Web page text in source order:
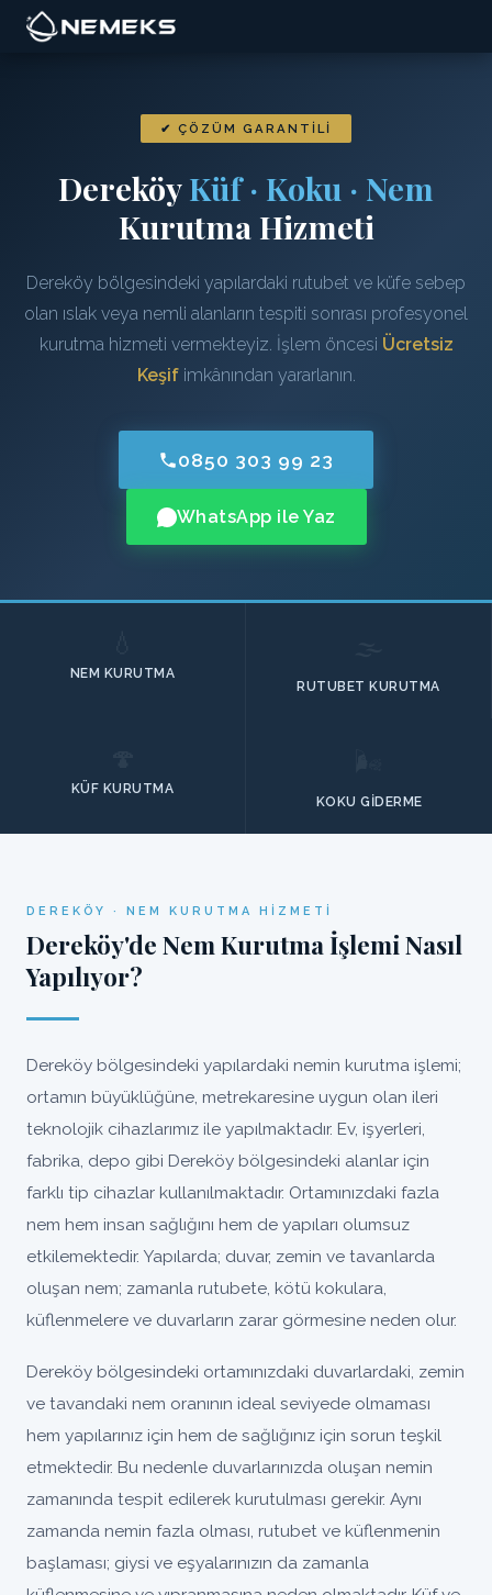
✔ ÇÖZÜM GARANTILI
DereköyKüf · Koku · Nem
Kurutma Hizmeti
Dereköy bölgesindeki yapılardaki rutubet ve küfe sebep
olan ıslak veya nemli alanların tespiti sonrası profesyonel
kurutma hizmeti vermekteyiz. İşlem öncesi Ücretsiz
Keşifimkânından yararlanın.
0850 303 99 23
WhatsApp ile Yaz
NEM KURUTMA
RUTUBET KURUTMA
KÜF KURUTMA
KOKU GIDERME
DEREKÖY · NEM KURUTMA HIZMETI
Dereköy'de Nem Kurutma İşlemi Nasıl
Yapılıyor?
Dereköy bölgesindeki yapılardaki nemin kurutma işlemi;
ortamın büyüklüğüne, metrekaresine uygun olan ileri
teknolojik cihazlarımız ile yapılmaktadır. Ev, işyerleri,
fabrika, depo gibi Dereköy bölgesindeki alanlar için
farklı tip cihazlar kullanılmaktadır. Ortamınızdaki fazla
nem hem insan sağlığını hem de yapıları olumsuz
etkilemektedir. Yapılarda; duvar, zemin ve tavanlarda
oluşan nem; zamanla rutubete, kötü kokulara,
küflenmelere ve duvarların zarar görmesine neden olur.
Dereköy bölgesindeki ortamınızdaki duvarlardaki, zemin
ve tavandaki nem oranının ideal seviyede olmaması
hem yapılarınız için hem de sağlığınız için sorun teşkil
etmektedir. Bu nedenle duvarlarınızda oluşan nemin
zamanında tespit edilerek kurutulması gerekir. Aynı
zamanda nemin fazla olması, rutubet ve küflenmenin
başlaması; giysi ve eşyalarınızın da zamanla